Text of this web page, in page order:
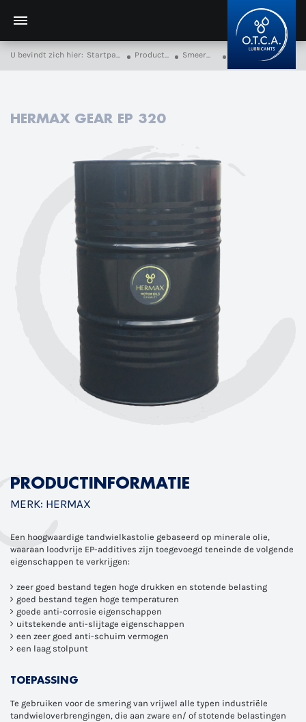
U bevindt zich hier: Startpagina Producten Smeermiddelen
HERMAX GEAR EP 320
PRODUCTINFORMATIE
MERK: HERMAX
Een hoogwaardige tandwielkastolie gebaseerd op minerale olie,
waaraan loodvrije EP-additives zijn toegevoegd teneinde de volgende
eigenschappen te verkrijgen:
zeer goed bestand tegen hoge drukken en stotende belasting
goed bestand tegen hoge temperaturen
goede anti-corrosie eigenschappen
uitstekende anti-slijtage eigenschappen
een zeer goed anti-schuim vermogen
een laag stolpunt
TOEPASSING
Te gebruiken voor de smering van vrijwel alle typen industriële
tandwieloverbrengingen, die aan zware en/ of stotende belastingen